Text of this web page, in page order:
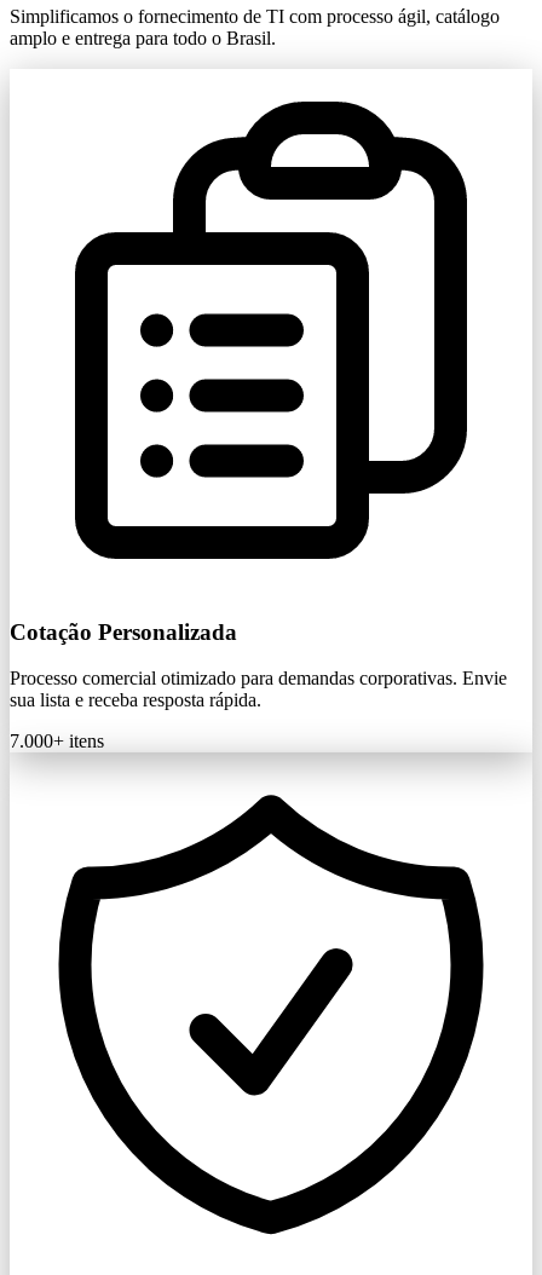
Simplificamos o fornecimento de TI com processo ágil, catálogo
amplo e entrega para todo o Brasil.
Cotação Personalizada
Processo comercial otimizado para demandas corporativas. Envie
sua lista e receba resposta rápida.
7.000+ itens